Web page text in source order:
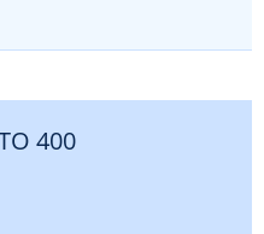
400